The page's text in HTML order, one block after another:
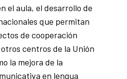
el aula, el desarrollo de
que permitan
de cooperación
centros de la Unión
la mejora de la
en lengua